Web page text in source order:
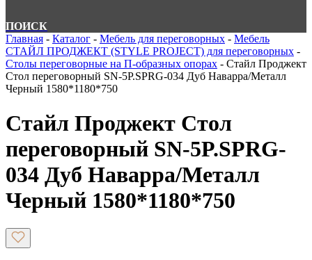
ПОИСК
Главная - Каталог - Мебель для переговорных - Мебель
СТАЙЛ ПРОДЖЕКТ (STYLE PROJECT) для переговорных -
Столы переговорные на П-образных опорах - Стайл Проджект
Стол переговорный SN-5P.SPRG-034 Дуб Наварра/Металл
Черный 1580*1180*750
Стайл Проджект Стол
переговорный SN-5P.SPRG-
034 Дуб Наварра/Металл
Черный 1580*1180*750